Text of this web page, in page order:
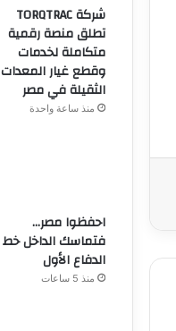
شركة TORQTRAC
تطلق منصة رقمية
متكاملة لخدمات
وقطع غيار المعدات
الثقيلة في مصر
منذ ساعة واحدة
احفظوا مصر…
فتماسك الداخل خط
الدفاع الأول
منذ 5 ساعات